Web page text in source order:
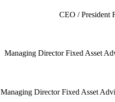
CEO / President
Managing Director Fixed Asset
Managing Director Fixed Asset